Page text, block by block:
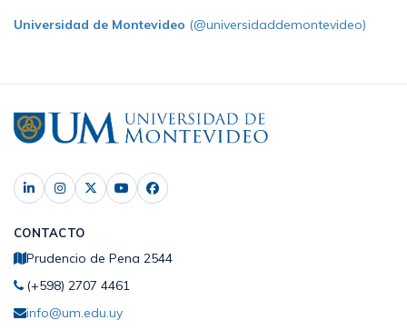
Universidad de Montevideo (@universidaddemontevideo)
CONTACTO
Prudencio de Pena 2544
(+598) 2707 4461
info@um.edu.uy